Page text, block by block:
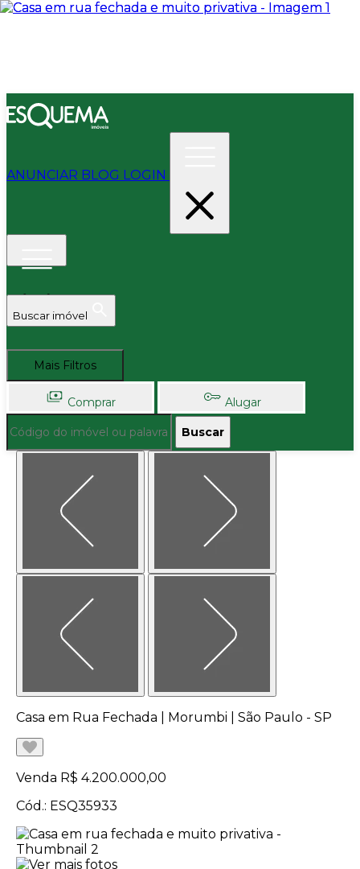
ANUNCIAR BLOG LOGIN
Buscar imóvel
Mais Filtros
Comprar Alugar
Buscar
Casa em Rua Fechada | Morumbi | São Paulo - SP
Venda R$ 4.200.000,00
Cód.: ESQ35933